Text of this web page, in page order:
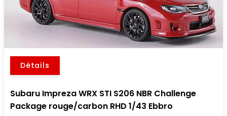
Détails
Subaru Impreza WRX STI S206 NBR Challenge
Package rouge/carbon RHD 1/43 Ebbro